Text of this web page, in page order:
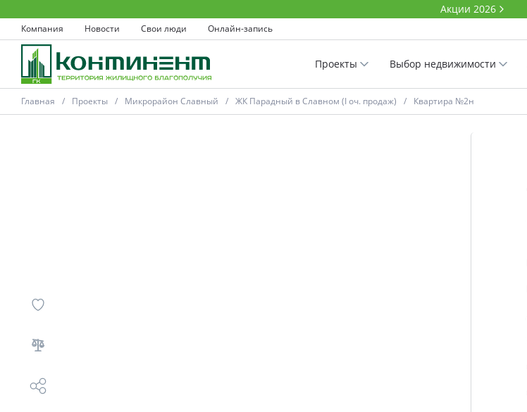
Акции 2026
Компания Новости Свои люди Онлайн-запись
Проекты Выбор недвижимости
Новости
Выбор недвижимости
Главная Проекты Микрорайон Славный ЖК Парадный в Славном (I оч. продаж) Квартира №2н